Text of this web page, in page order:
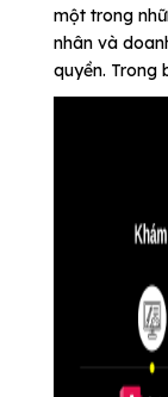
một trong
nhân và
quyền. Trong